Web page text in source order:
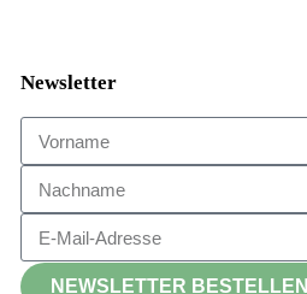
Newsletter
NEWSLETTER BESTELLEN